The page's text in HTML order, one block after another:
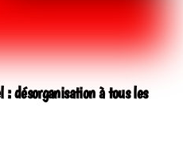
: désorganisation à tous les